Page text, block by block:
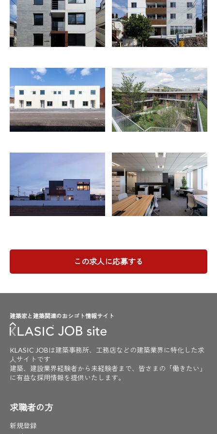
この求人に応募する
建築家と建築関連のおシゴト情報サイト
KLASIC JOBは建築事務所、工務店などの建築業界に特化した求
人サイトです
建築、建設業界経験者から未経験者まで、皆さまの「働きたい」
に有益な採用情報を提供いたします。
求職者の方
新規登録